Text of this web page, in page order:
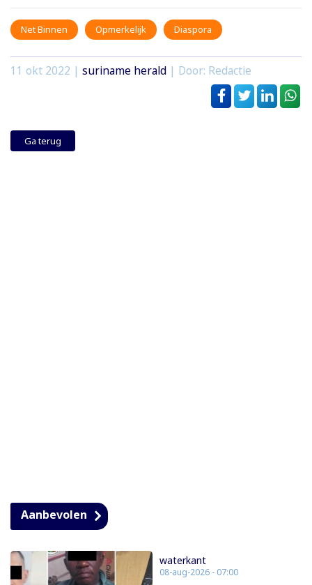
Net Binnen Opmerkelijk Diaspora
11 okt 2022 | suriname herald | Door: Redactie
Ga terug
Aanbevolen
waterkant
08-aug-2026 - 07:00